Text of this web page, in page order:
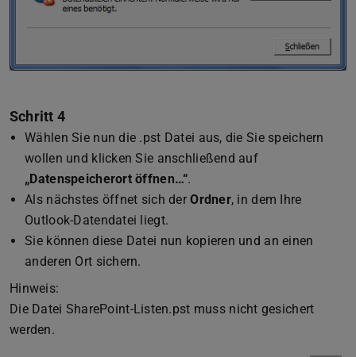
Schritt 4
Wählen Sie nun die .pst Datei aus, die Sie speichern
wollen und klicken Sie anschließend auf
„Datenspeicherort öffnen…“.
Als nächstes öffnet sich derOrdner, in dem Ihre
Outlook-Datendatei liegt.
Sie können diese Datei nun kopieren und an einen
anderen Ort sichern.
Hinweis:
Die Datei SharePoint-Listen.pst muss nicht gesichert
werden.